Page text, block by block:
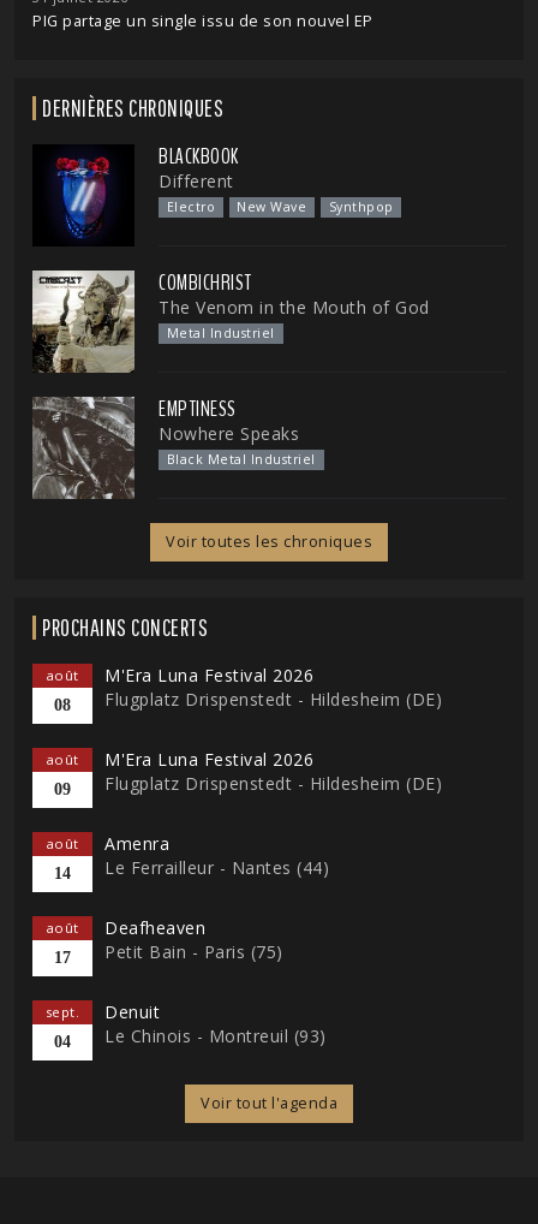
PIG partage un single issu de son nouvel EP
DERNIÈRES CHRONIQUES
BLACKBOOK
Different
Electro New Wave Synthpop
COMBICHRIST
The Venom in the Mouth of God
Metal Industriel
EMPTINESS
Nowhere Speaks
Black Metal Industriel
Voir toutes les chroniques
PROCHAINS CONCERTS
août
08
M'Era Luna Festival 2026
Flugplatz Drispenstedt - Hildesheim (DE)
août
09
M'Era Luna Festival 2026
Flugplatz Drispenstedt - Hildesheim (DE)
août
14
Amenra
Le Ferrailleur - Nantes (44)
août
17
Deafheaven
Petit Bain - Paris (75)
sept.
04
Denuit
Le Chinois - Montreuil (93)
Voir tout l'agenda